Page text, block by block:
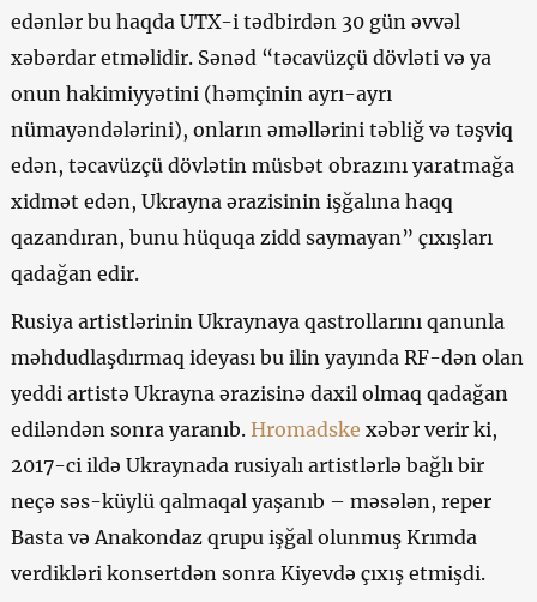
edənlər bu haqda UTX-i tədbirdən 30 gün əvvəl
xəbərdar etməlidir. Sənəd “təcavüzçü dövləti və ya
onun hakimiyyətini (həmçinin ayrı-ayrı
nümayəndələrini), onların əməllərini təbliğ və təşviq
edən, təcavüzçü dövlətin müsbət obrazını yaratmağa
xidmət edən, Ukrayna ərazisinin işğalına haqq
qazandıran, bunu hüquqa zidd saymayan” çıxışları
qadağan edir.
Rusiya artistlərinin Ukraynaya qastrollarını qanunla
məhdudlaşdırmaq ideyası bu ilin yayında RF-dən olan
yeddi artistə Ukrayna ərazisinə daxil olmaq qadağan
ediləndən sonra yaranıb. Hromadske xəbər verir ki,
2017-ci ildə Ukraynada rusiyalı artistlərlə bağlı bir
neçə səs-küylü qalmaqal yaşanıb – məsələn, reper
Basta və Anakondaz qrupu işğal olunmuş Krımda
verdikləri konsertdən sonra Kiyevdə çıxış etmişdi.